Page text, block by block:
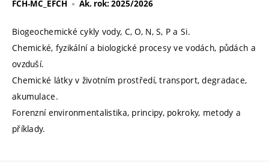
FCH-MC_EFCH Ak. rok: 2025/2026
Biogeochemické cykly vody, C, O, N, S, P a Si.
Chemické, fyzikální a biologické procesy ve vodách, půdách a
ovzduší.
Chemické látky v životním prostředí, transport, degradace,
akumulace.
Forenzní environmentalistika, principy, pokroky, metody a
příklady.